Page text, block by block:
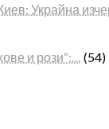
Украйна
и рози“:… (54)